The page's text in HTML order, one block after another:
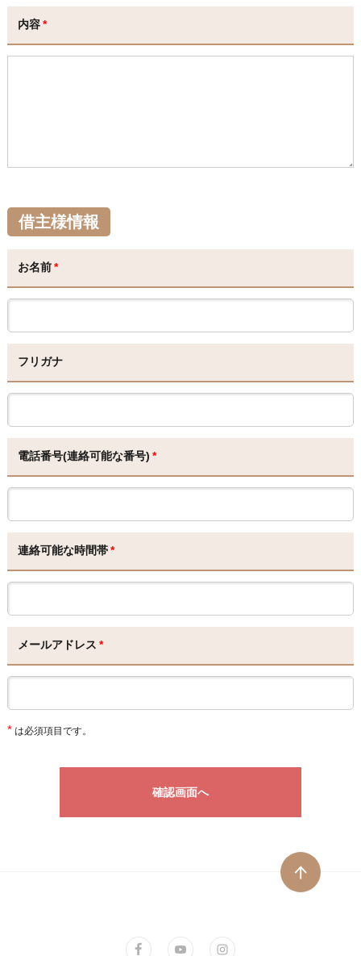
内容 *
借主様情報
お名前 *
フリガナ
電話番号(連絡可能な番号) *
連絡可能な時間帯 *
メールアドレス *
* は必須項目です。
確認画面へ